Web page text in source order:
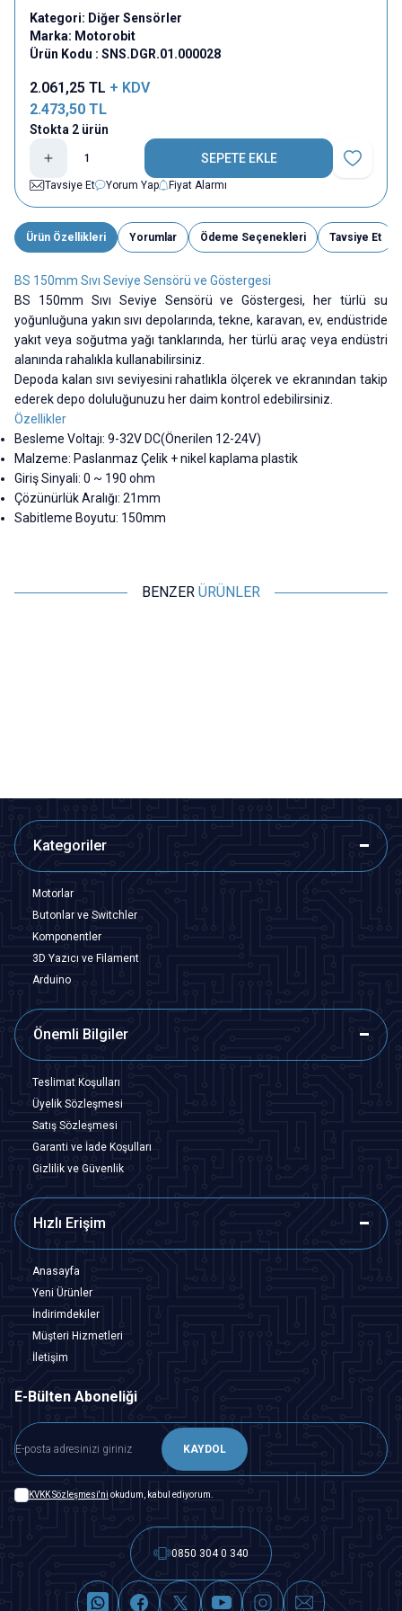
Kategori: Diğer Sensörler
Marka: Motorobit
Ürün Kodu : SNS.DGR.01.000028
2.061,25 TL + KDV
2.473,50 TL
Stokta 2 ürün
SEPETE EKLE
Favoriye
Tavsiye Et
Yorum Yap Fiyat Alarmı
Ürün Özellikleri Yorumlar Ödeme Seçenekleri Tavsiye Et
BS 150mm Sıvı Seviye Sensörü ve Göstergesi
BS 150mm Sıvı Seviye Sensörü ve Göstergesi, her türlü su
yoğunluğuna yakın sıvı depolarında, tekne, karavan, ev, endüstride
yakıt veya soğutma yağı tanklarında, her türlü araç veya endüstri
alanında rahalıkla kullanabilirsiniz.
Depoda kalan sıvı seviyesini rahatlıkla ölçerek ve ekranından takip
ederek depo doluluğunuzu her daim kontrol edebilirsiniz.
Özellikler
Besleme Voltajı: 9-32V DC(Önerilen 12-24V)
Malzeme: Paslanmaz Çelik + nikel kaplama plastik
Giriş Sinyali: 0 ~ 190 ohm
Çözünürlük Aralığı: 21mm
Sabitleme Boyutu: 150mm
BENZER ÜRÜNLER
Kategoriler
Motorlar
Butonlar ve Switchler
Komponentler
3D Yazıcı ve Filament
Arduino
Önemli Bilgiler
Teslimat Koşulları
Üyelik Sözleşmesi
Satış Sözleşmesi
Garanti ve İade Koşulları
Gizlilik ve Güvenlik
Hızlı Erişim
Anasayfa
Yeni Ürünler
İndirimdekiler
Müşteri Hizmetleri
İletişim
E-Bülten Aboneliği
KAYDOL
KVKK Sözleşmesi'ni okudum, kabul ediyorum.
0850 304 0 340